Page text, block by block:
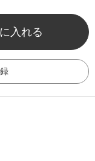
入れる